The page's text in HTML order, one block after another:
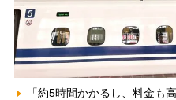
「約5時間かかるし、料金も